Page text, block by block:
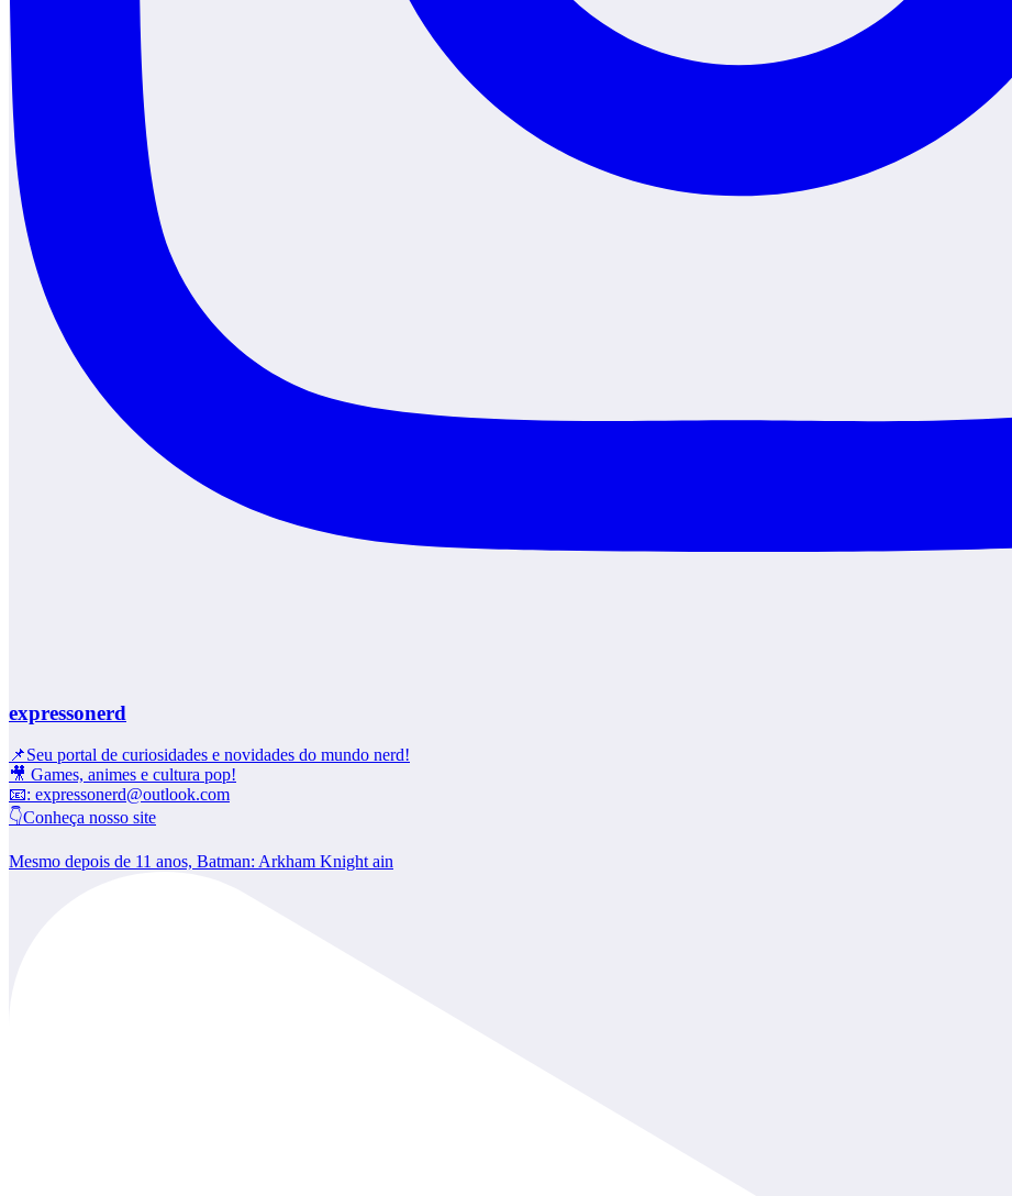
expressonerd
📌Seu portal de curiosidades e novidades do mundo nerd!
🎥 Games, animes e cultura pop!
📧: expressonerd@outlook.com
👇Conheça nosso site
Mesmo depois de 11 anos, Batman: Arkham Knight ain